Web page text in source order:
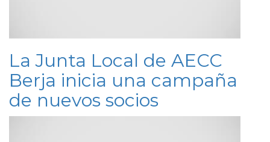
La Junta Local de AECC
Berja inicia una campaña
de nuevos socios